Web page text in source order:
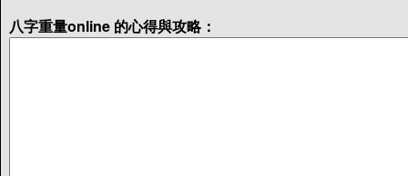
八字重量online 的心得與攻略：